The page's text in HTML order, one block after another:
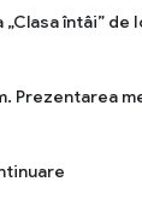
întâi” de
Prezentarea